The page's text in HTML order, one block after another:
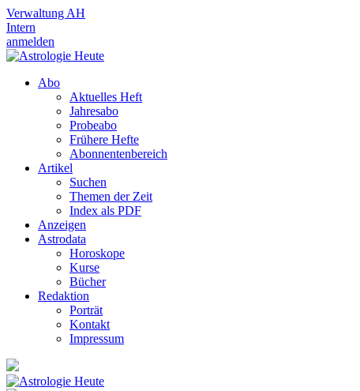
Verwaltung AH
Intern
anmelden
Abo
Aktuelles Heft
Jahresabo
Probeabo
Frühere Hefte
Abonnentenbereich
Artikel
Suchen
Themen der Zeit
Index als PDF
Anzeigen
Astrodata
Horoskope
Kurse
Bücher
Redaktion
Porträt
Kontakt
Impressum